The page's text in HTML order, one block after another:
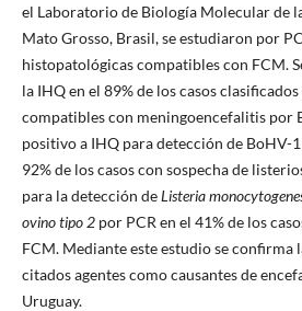
el Laboratorio de Biología Molecular de
Mato Grosso, Brasil, se estudiaron por
histopatológicas compatibles con FCM.
la IHQ en el 89% de los casos
compatibles con meningoencefalitis por
positivo a IHQ para detección de BoHV-
92% de los casos con sospecha de
para la detección deListeria
ovino tipo 2 por PCR en el 41% de los
FCM. Mediante este estudio se confirma
citados agentes como causantes de
Uruguay.